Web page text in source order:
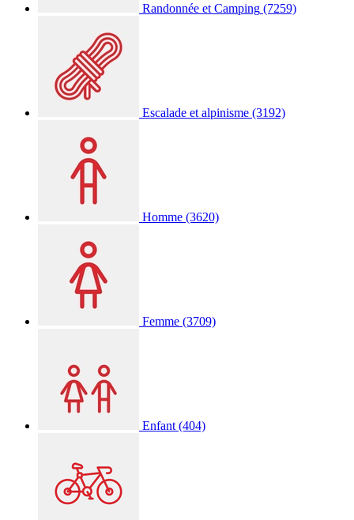
Randonnée et Camping (7259)
Escalade et alpinisme (3192)
Homme (3620)
Femme (3709)
Enfant (404)